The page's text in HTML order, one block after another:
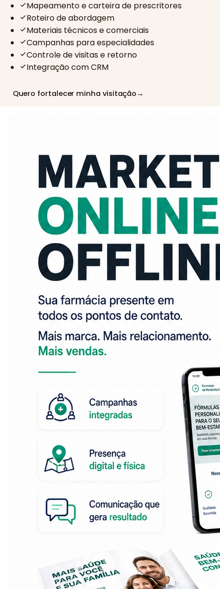
Mapeamento e carteira de prescritores
Roteiro de abordagem
Materiais técnicos e comerciais
Campanhas para especialidades
Controle de visitas e retorno
Integração com CRM
Quero fortalecer minha visitação →